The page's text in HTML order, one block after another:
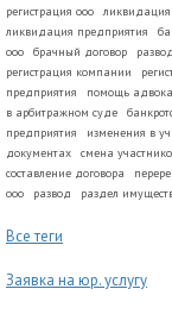
регистрация ооо
ликвидация
ликвидация предприятия
ооо
брачный договор
регистрация компании
предприятия
помощь
в арбитражном суде
предприятия
изменения в
документах
смена
составление договора
ооо
развод раздел
Все теги
Заявка на юр. услугу